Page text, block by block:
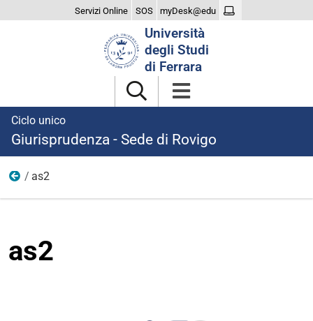
Servizi Online SOS myDesk@edu
Università
degli Studi
di Ferrara
Ciclo unico
Giurisprudenza - Sede di Rovigo
File e documenti
as2
as2